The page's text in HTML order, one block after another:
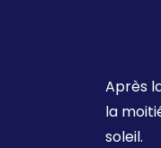
Après
la
soleil.